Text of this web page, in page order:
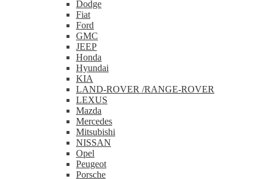
Dodge
Fiat
Ford
GMC
JEEP
Honda
Hyundai
KIA
LAND-ROVER /RANGE-ROVER
LEXUS
Mazda
Mercedes
Mitsubishi
NISSAN
Opel
Peugeot
Porsche